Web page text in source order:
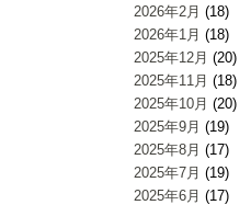
2026年2月 (18)
2026年1月 (18)
2025年12月 (20)
2025年11月 (18)
2025年10月 (20)
2025年9月 (19)
2025年8月 (17)
2025年7月 (19)
2025年6月 (17)